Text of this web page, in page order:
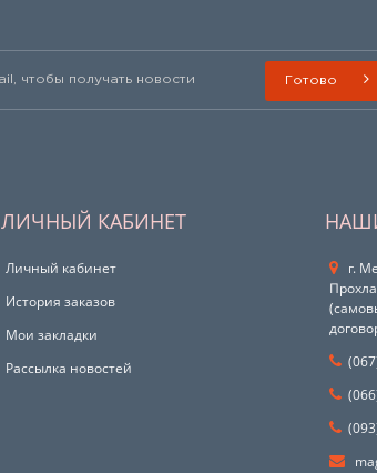
Готово
ЛИЧНЫЙ КАБИНЕТ
Личный кабинет
История заказов
Мои закладки
Рассылка новостей
г.